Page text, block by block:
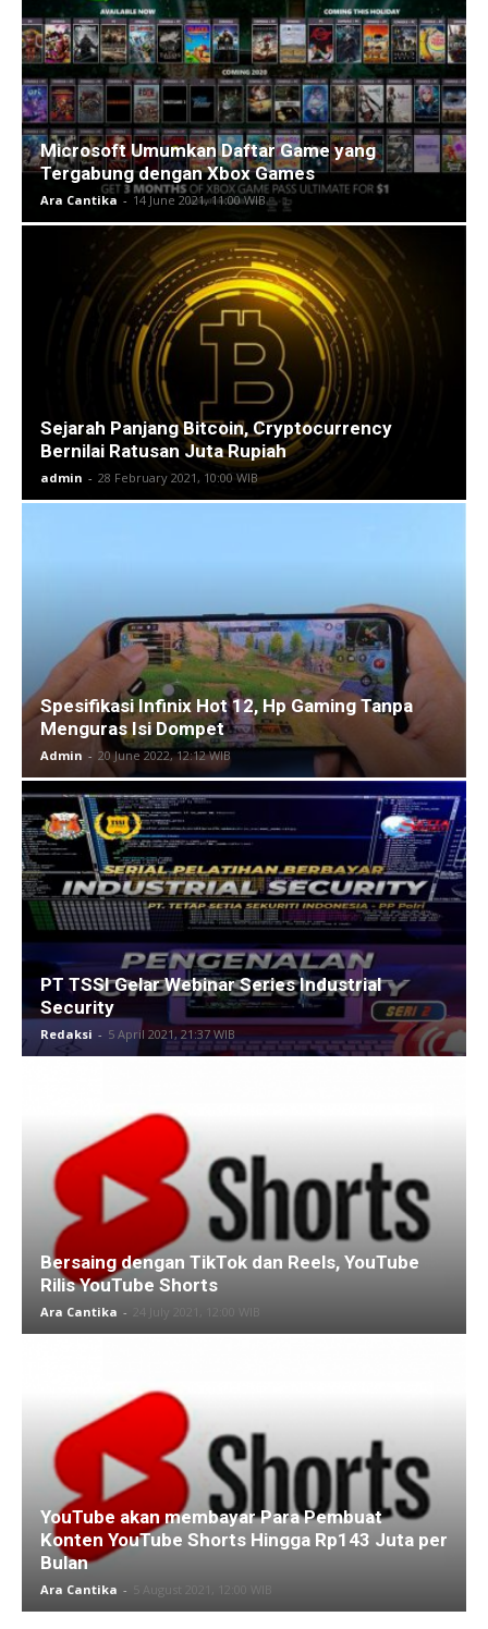
Microsoft Umumkan Daftar Game yang
Tergabung dengan Xbox Games
Ara Cantika - 14 June 2021, 11:00 WIB
Sejarah Panjang Bitcoin, Cryptocurrency
Bernilai Ratusan Juta Rupiah
admin - 28 February 2021, 10:00 WIB
Spesifikasi Infinix Hot 12, Hp Gaming Tanpa
Menguras Isi Dompet
Admin - 20 June 2022, 12:12 WIB
PT TSSI Gelar Webinar Series Industrial
Security
Redaksi - 5 April 2021, 21:37 WIB
Bersaing dengan TikTok dan Reels, YouTube
Rilis YouTube Shorts
Ara Cantika -
YouTube akan membayar Para Pembuat
Konten YouTube Shorts Hingga Rp143 Juta per
Bulan
Ara Cantika - 5 August 2021, 12:00 WIB